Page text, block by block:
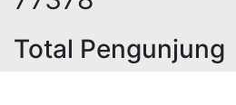
Total Pengunjung